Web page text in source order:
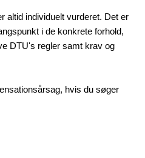
altid individuelt vurderet. Det er
i de konkrete forhold,
DTU's regler samt krav og
hvis du søger